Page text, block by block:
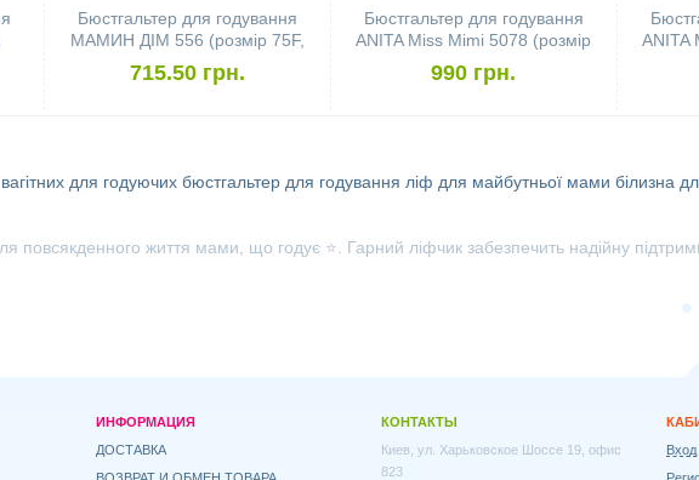
Бюстгальтер для годування
МАМИН ДІМ 556 (розмір 75F,
білий)
715.50 грн.
Бюстгальтер для годування
ANITA Miss Mimi 5078 (розмір
85C, Black)
990 грн.
ANITA
для годуючих бюстгальтер для годування ліф для майбутньої мами білизна
життя мами, що годує ⭐. Гарний ліфчик забезпечить надійну
ИНФОРМАЦИЯ
ДОСТАВКА
КОНТАКТЫ
Киев, ул. Харьковское Шоссе 19, офис
823
Вход